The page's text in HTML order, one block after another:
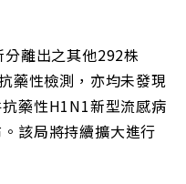
離出之其他292株
藥性檢測，亦均未發現
藥性H1N1新型流感病
該局將持續擴大進行